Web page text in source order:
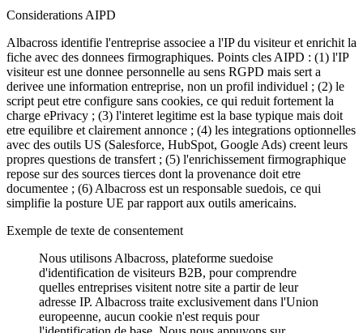
Considerations AIPD
Albacross identifie l'entreprise associee a l'IP du visiteur et enrichit la
fiche avec des donnees firmographiques. Points cles AIPD : (1) l'IP
visiteur est une donnee personnelle au sens RGPD mais sert a
derivee une information entreprise, non un profil individuel ; (2) le
script peut etre configure sans cookies, ce qui reduit fortement la
charge ePrivacy ; (3) l'interet legitime est la base typique mais doit
etre equilibre et clairement annonce ; (4) les integrations optionnelles
avec des outils US (Salesforce, HubSpot, Google Ads) creent leurs
propres questions de transfert ; (5) l'enrichissement firmographique
repose sur des sources tierces dont la provenance doit etre
documentee ; (6) Albacross est un responsable suedois, ce qui
simplifie la posture UE par rapport aux outils americains.
Exemple de texte de consentement
Nous utilisons Albacross, plateforme suedoise
d'identification de visiteurs B2B, pour comprendre
quelles entreprises visitent notre site a partir de leur
adresse IP. Albacross traite exclusivement dans l'Union
europeenne, aucun cookie n'est requis pour